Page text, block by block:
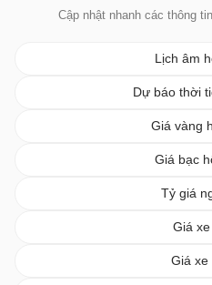
Cập nhật nhanh các thông
Lịch âm
Dự báo thời
Giá vàng
Giá bạc
Tỷ giá
Giá
Giá xe